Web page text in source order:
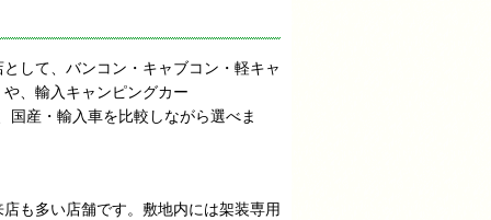
して、バンコン・キャブコン・軽キャ
や、輸入キャンピングカー
国産・輸入車を比較しながら選べま
も多い店舗です。敷地内には架装専用